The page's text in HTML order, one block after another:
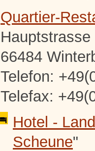
Quartier-
Hauptstrasse
66484
Telefon:
Telefax:
Hotel -
Scheune"